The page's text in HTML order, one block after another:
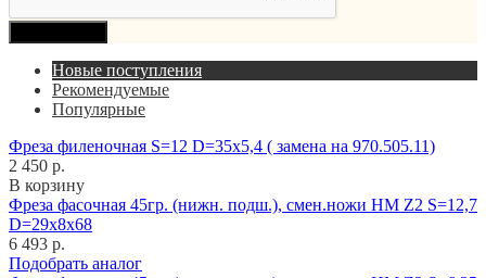
Новые поступления
Рекомендуемые
Популярные
Фреза филеночная S=12 D=35x5,4 ( замена на 970.505.11)
2 450 р.
В корзину
Фреза фасочная 45гр. (нижн. подш.), смен.ножи HM Z2 S=12,7
D=29x8x68
6 493 р.
Подобрать аналог